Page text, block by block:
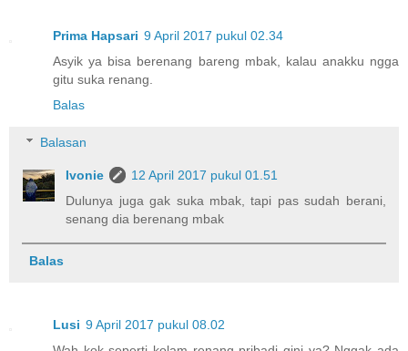
Prima Hapsari 9 April 2017 pukul 02.34
Asyik ya bisa berenang bareng mbak, kalau anakku ngga
gitu suka renang.
Balas
Balasan
Ivonie
12 April 2017 pukul 01.51
Dulunya juga gak suka mbak, tapi pas sudah berani,
senang dia berenang mbak
Balas
Lusi 9 April 2017 pukul 08.02